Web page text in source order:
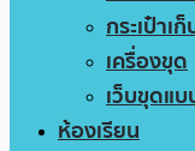
กระเป๋าเ
เครื่องขุด
เว็บขุดแ
ห้องเรียน